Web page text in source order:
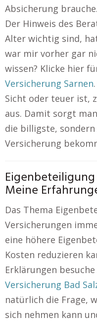
Absicherung
Der Hinweis des
Alter wichtig sind,
war mir vorher gar
wissen? Klicke hier
Versicherung Sarnen
Sicht oder teuer ist,
aus. Damit sorgt
die billigste, sondern
Versicherung
Meine
Das Thema
Versicherungen
eine höhere
Kosten reduzieren
Erklärungen
Versicherung Bad
natürlich die Frage,
sich nehmen kann